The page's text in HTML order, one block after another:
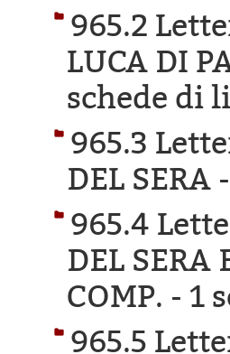
965.2
LUCA DI
schede di
965.3
DEL SERA -
965.4
DEL SERA
COMP. - 1
965.5